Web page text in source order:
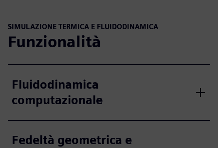
SIMULAZIONE TERMICA E FLUIDODINAMICA
Funzionalità
Fluidodinamica
computazionale
Fedeltà geometrica e